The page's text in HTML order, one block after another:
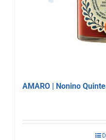
AMARO | Nonino